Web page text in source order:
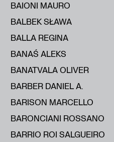
BAIONI MAURO
BALBEK SŁAWA
BALLA REGINA
BANAŚ ALEKS
BANATVALA OLIVER
BARBER DANIEL A.
BARISON MARCELLO
BARONCIANI ROSSANO
BARRIO ROI SALGUEIRO